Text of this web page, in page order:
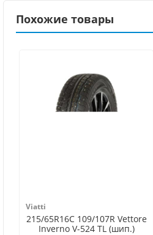
Похожие товары
Viatti
215/65R16C 109/107R Vettore
Inverno V-524 TL (шип.)